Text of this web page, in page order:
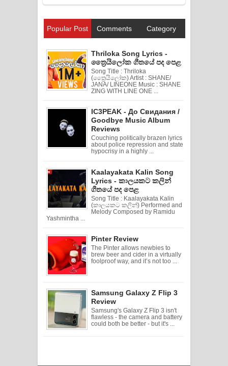
Popular Post Comments Category
Thriloka Song Lyrics -
ත්‍රෛයිලෝක ගීතයේ පද පෙළ
Song Title : Thriloka
(ත්‍රෛයිලෝක) Artist : SHANE/
JANA/ LINEONE Music : SHANE
ZING WITH LINE ONE ...
IC3PEAK - До Свидания /
Goodbye Music Album
Reviews
Couching politically brazen lyrics
about police repression and state
hypocrisy in a highly ...
Kaalayakata Kalin Song
Lyrics - කාලයකට කලින්
ගීතයේ පද පෙළ
Song Title : Kaalayakata Kalin
(කාලයකට කලින්) Performed and
Melody Composed by Ramidu
Yashmintha ...
Pinter Review
The Pinter allows newbies to
brew beer and cider in a virtually
foolproof way, and it’s not too ...
Samsung Galaxy Z Flip 3
Review
Samsung's Galaxy Z Flip 3 isn't
flawless - the camera and battery
could both be better - but it's ...